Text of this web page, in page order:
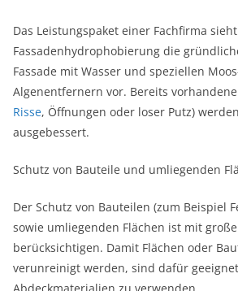
Das Leistungspaket einer Fachfirma
Fassadenhydrophobierung die
Fassade mit Wasser und speziellen
Algenentfernern vor. Bereits
Risse, Öffnungen oder loser Putz)
ausgebessert.
Schutz von Bauteile und umliegenden
Der Schutz von Bauteilen (zum Beispiel
sowie umliegenden Flächen ist mit
berücksichtigen. Damit Flächen oder
verunreinigt werden, sind dafür